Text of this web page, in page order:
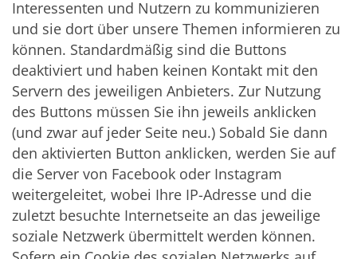
Interessenten und Nutzern zu kommunizieren
und sie dort über unsere Themen informieren zu
können. Standardmäßig sind die Buttons
deaktiviert und haben keinen Kontakt mit den
Servern des jeweiligen Anbieters. Zur Nutzung
des Buttons müssen Sie ihn jeweils anklicken
(und zwar auf jeder Seite neu.) Sobald Sie dann
den aktivierten Button anklicken, werden Sie auf
die Server von Facebook oder Instagram
weitergeleitet, wobei Ihre IP-Adresse und die
zuletzt besuchte Internetseite an das jeweilige
soziale Netzwerk übermittelt werden können.